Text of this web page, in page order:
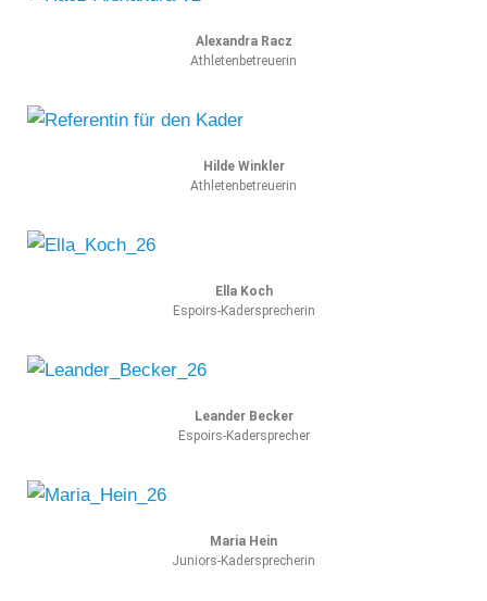
Alexandra Racz
Athletenbetreuerin
Hilde Winkler
Athletenbetreuerin
Ella Koch
Espoirs-Kadersprecherin
Leander Becker
Espoirs-Kadersprecher
Maria Hein
Juniors-Kadersprecherin